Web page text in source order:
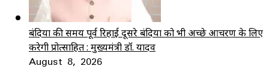
बंदियों की समय पूर्व रिहाई दूसरे बंदियों को भी अच्छे आचरण के लिए
करेगी प्रोत्साहित : मुख्यमंत्री डॉ. यादव
August 8, 2026